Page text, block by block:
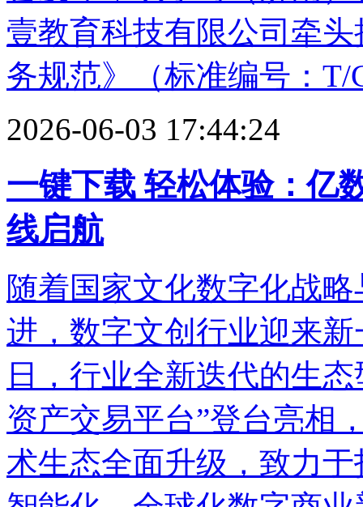
壹教育科技有限公司牵
务规范》（标准编号：T/
2026-06-03 17:44:24
一键下载 轻松体验：亿
线启航
随着国家文化数字化战
进，数字文创行业迎来
日，行业全新迭代的生
资产交易平台”登台亮相
术生态全面升级，致力